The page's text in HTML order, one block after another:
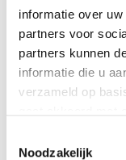
informatie over
partners voor
partners kunnen
informatie die u
verzameld op
Noodzakelijk
Voor de gevolgen
aansprakelijkheid
tot stand op
deze materialen